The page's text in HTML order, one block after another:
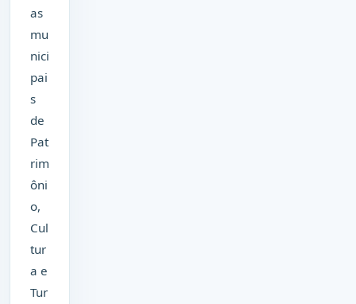
as
mu
nici
pai
s
de
Pat
rim
ôni
o,
Cul
tur
a e
Tur